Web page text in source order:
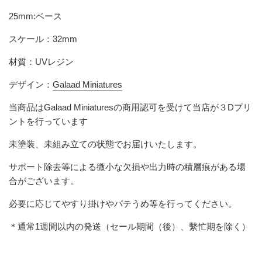
25mm:ベース
スケール：32mm
材質：UVレジン
デザイン： Galaad Miniatures
当商品はGalaad Miniaturesの商用認可を受けて当店が３Dプリ
ントを行っています
未塗装、未組み立ての状態でお届けいたします。
サポート除去等による微小な欠損や出力時の積層痕がある場
合がございます。
必要に応じてやすり掛けやパテうめ等を行ってください。
＊通常1週間以内の発送（セール期間（後）、繫忙期を除く）